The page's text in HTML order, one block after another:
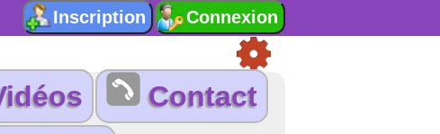
Contact